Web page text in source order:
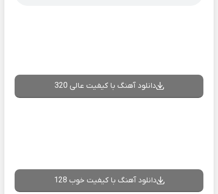
دانلود آهنگ با کیفیت عالی 320
دانلود آهنگ با کیفیت خوب 128